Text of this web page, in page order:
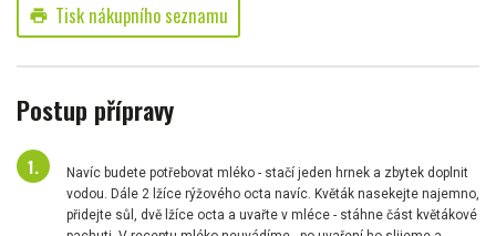
print Tisk nákupního seznamu
Postup přípravy
Navíc budete potřebovat mléko - stačí jeden hrnek a zbytek doplnit
vodou. Dále 2 lžíce rýžového octa navíc. Květák nasekejte najemno,
přidejte sůl, dvě lžíce octa a uvařte v mléce - stáhne část květákové